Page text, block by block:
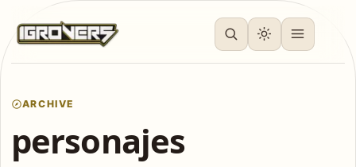
ARCHIVE
personajes